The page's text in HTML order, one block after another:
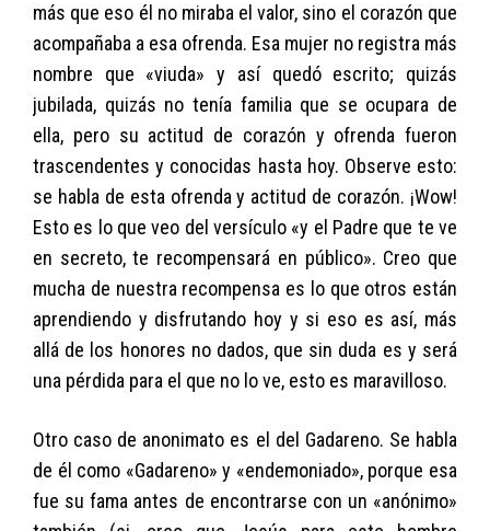
más que eso él no miraba el valor, sino el corazón que
acompañaba a esa ofrenda. Esa mujer no registra más
nombre que «viuda» y así quedó escrito; quizás
jubilada, quizás no tenía familia que se ocupara de
ella, pero su actitud de corazón y ofrenda fueron
trascendentes y conocidas hasta hoy. Observe esto:
se habla de esta ofrenda y actitud de corazón. ¡Wow!
Esto es lo que veo del versículo «y el Padre que te ve
en secreto, te recompensará en público». Creo que
mucha de nuestra recompensa es lo que otros están
aprendiendo y disfrutando hoy y si eso es así, más
allá de los honores no dados, que sin duda es y será
una pérdida para el que no lo ve, esto es maravilloso.
Otro caso de anonimato es el del Gadareno. Se habla
de él como «Gadareno» y «endemoniado», porque esa
fue su fama antes de encontrarse con un «anónimo»